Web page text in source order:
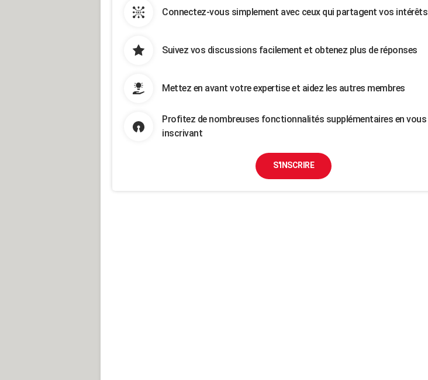
Connectez-vous simplement avec ceux qui partagent vos intérêts
Suivez vos discussions facilement et obtenez plus de réponses
Mettez en avant votre expertise et aidez les autres membres
Profitez de nombreuses fonctionnalités supplémentaires en vous
inscrivant
S'INSCRIRE